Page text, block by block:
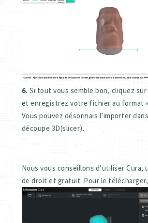
6.Si tout vous semble bon, cliquez sur
et enregistrez votre fichier au format
Vous pouvez désormais l’importer
découpe 3D(slicer).
Nous vous conseillons d’utiliser Cura,
de droit et gratuit. Pour le télécharger,